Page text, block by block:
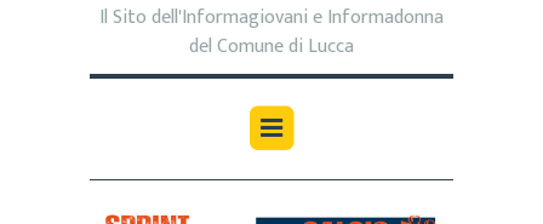
Il Sito dell'Informagiovani e Informadonna
del Comune di Lucca